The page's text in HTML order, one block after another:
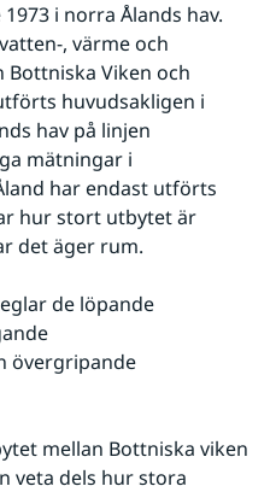
i norra Ålands hav.
, värme och
Viken och
huvudsakligen i
hav på linjen
mätningar i
har endast utförts
hur stort utbytet är
det äger rum.
de löpande
övergripande
mellan Bottniska viken
veta dels hur stora